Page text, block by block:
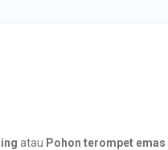
atau Pohon terompet emas